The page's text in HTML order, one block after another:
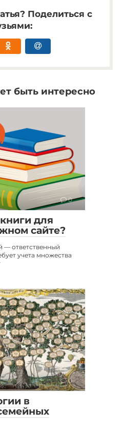
Поделиться с
быть интересно
0
для
сайте?
— ответственный
учета множества
0
в